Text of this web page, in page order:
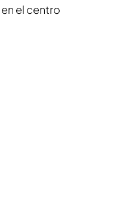
en el centro